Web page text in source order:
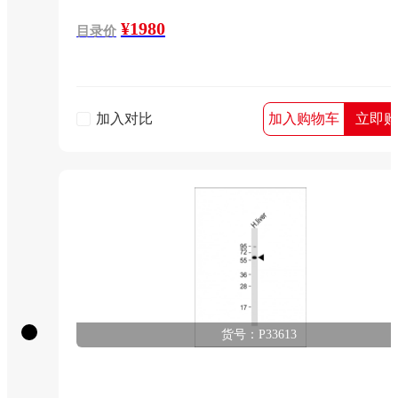
目录价 ¥1980
加入对比 加入购物车 立即
货号：P33613